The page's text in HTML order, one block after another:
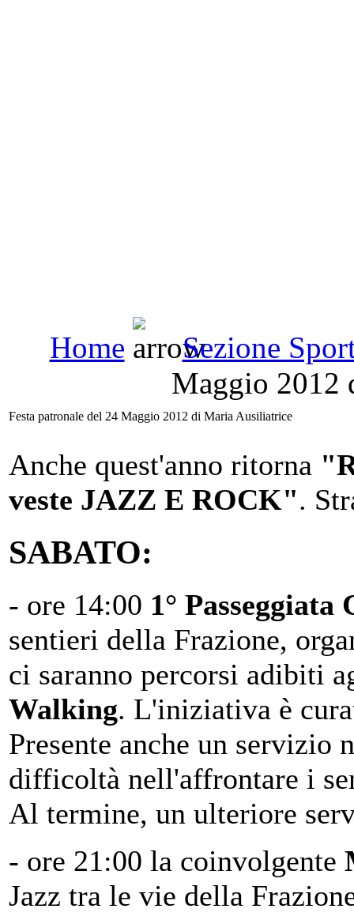
Home
Sezione
Maggio 2012
Festa patronale del 24 Maggio 2012 di Maria Ausiliatrice
Anche quest'anno ritorna
veste JAZZ E ROCK".
SABATO:
- ore 14:00 1°
sentieri della Frazione,
ci saranno percorsi adibiti
Walking. L'iniziativa è
Presente anche un servizio
difficoltà nell'affrontare i
Al termine, un ulteriore
- ore 21:00 la coinvolgente
Jazz tra le vie della